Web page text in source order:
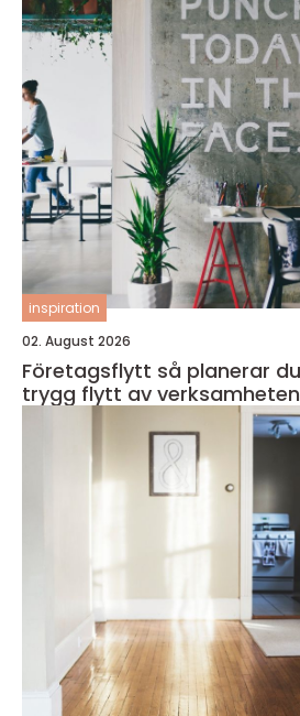
inspiration
02. August 2026
Företagsflytt så planerar du en smidig och
trygg flytt av verksamheten